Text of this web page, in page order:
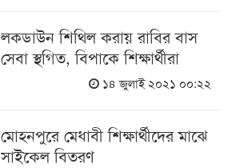
লকডাউন শিথিল করায় রাবির বাস
সেবা স্থগিত, বিপাকে শিক্ষার্থীরা
১৪ জুলাই ২০২১ ০০:২২
মোহনপুরে মেধাবী শিক্ষার্থীদের মাঝে
সাইকেল বিতরণ